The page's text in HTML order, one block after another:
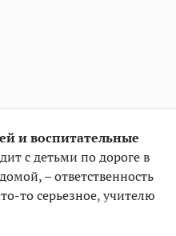
и воспитательные
с детьми по дороге в
– ответственность
то серьезное, учителю